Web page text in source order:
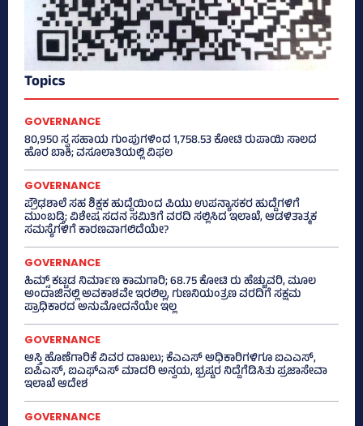
Topics
GOVERNANCE
80,950 ಸ್ವ ಸಹಾಯ ಗುಂಪುಗಳಿಂದ 1,758.53 ಕೋಟಿ ರುಪಾಯಿ ಸಾಲದ
ಹೊರ ಬಾಕಿ; ವಸೂಲಾತಿಯಲ್ಲಿ ವಿಫಲ
GOVERNANCE
ಪ್ರೌಢಶಾಲೆ ಸಹ ಶಿಕ್ಷಕ ಹುದ್ದೆಯಿಂದ ಪಿಯು ಉಪನ್ಯಾಸಕರ ಹುದ್ದೆಗಳಿಗೆ
ಮುಂಬಡ್ತಿ; ವಿಶೇಷ ಸದನ ಸಮಿತಿಗೆ ವರದಿ ಸಲ್ಲಿಸಿದ ಇಲಾಖೆ, ಆಡಳಿತಾತ್ಮಕ
ಸಮಸ್ಯೆಗಳಿಗೆ ಕಾರಣವಾಗಲಿದೆಯೇ?
GOVERNANCE
ಹಿಮ್ಸ್‌ ಕಟ್ಟಡ ನಿರ್ಮಾಣ ಕಾಮಗಾರಿ; 68.75 ಕೋಟಿ ರು ಹೆಚ್ಚುವರಿ, ಮೂಲ
ಅಂದಾಜಿನಲ್ಲಿ ಅವಕಾಶವೇ ಇರಲಿಲ್ಲ, ಗುಣನಿಯಂತ್ರಣ ವರದಿಗೆ ಸಕ್ಷಮ
ಪ್ರಾಧಿಕಾರದ ಅನುಮೋದನೆಯೇ ಇಲ್ಲ
GOVERNANCE
ಆಸ್ತಿ ಹೊಣೆಗಾರಿಕೆ ವಿವರ ದಾಖಲು; ಕೆಎಎಸ್ ಅಧಿಕಾರಿಗಳಿಗೂ ಐಎಎಸ್‌,
ಐಪಿಎಸ್‌, ಐಎಫ್‌ಎಸ್‌ ಮಾದರಿ ಅನ್ವಯ, ಭ್ರಷ್ಟರ ನಿದ್ದೆಗೆಡಿಸಿತು ಪ್ರಜಾಸೇವಾ
ಇಲಾಖೆ ಆದೇಶ
GOVERNANCE